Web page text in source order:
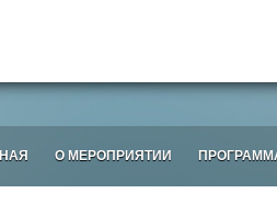
О МЕРОПРИЯТИИ